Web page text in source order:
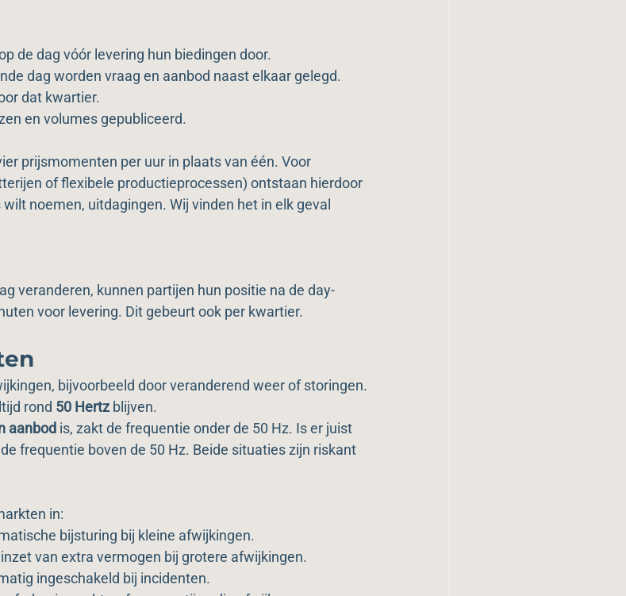
de dag vóór levering hun biedingen door.
dag worden vraag en aanbod naast elkaar gelegd.
dat kwartier.
en volumes gepubliceerd.
prijsmomenten per uur in plaats van één. Voor
of flexibele productieprocessen) ontstaan hierdoor
noemen, uitdagingen. Wij vinden het in elk geval
veranderen, kunnen partijen hun positie na de day-
voor levering. Dit gebeurt ook per kwartier.
bijvoorbeeld door veranderend weer of storingen.
rond 50 Hertz blijven.
aanbod is, zakt de frequentie onder de 50 Hz. Is er juist
frequentie boven de 50 Hz. Beide situaties zijn riskant
in:
bijsturing bij kleine afwijkingen.
van extra vermogen bij grotere afwijkingen.
ingeschakeld bij incidenten.